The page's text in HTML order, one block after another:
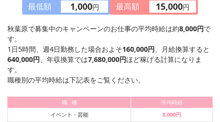
最低額 1,000円 最高額 15,000円
秋葉原で募集中のキャンペーンのお仕事の平均時給は約8,000円で
す。
1日5時間、週4日勤務した場合およそ160,000円、月給換算すると
640,000円、年収換算では7,680,000円ほど稼げる計算になりま
す。
職種別の平均時給は下記表をご覧ください。
職 種
平均時給
イベント・芸能
8,000円